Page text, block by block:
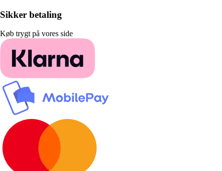
Sikker betaling
Køb trygt på vores side